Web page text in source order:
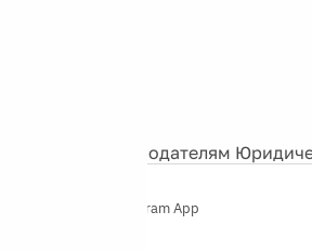
Рекламодателям
Telegram App